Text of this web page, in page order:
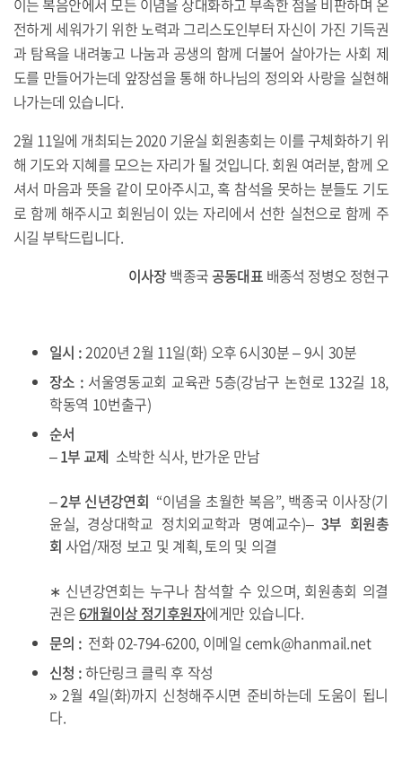
이는 복음안에서 모든 이념을 상대화하고 부족한 점을 비판하며 온
전하게 세워가기 위한 노력과 그리스도인부터 자신이 가진 기득권
과 탐욕을 내려놓고 나눔과 공생의 함께 더불어 살아가는 사회 제
도를 만들어가는데 앞장섬을 통해 하나님의 정의와 사랑을 실현해
나가는데 있습니다.
2월 11일에 개최되는 2020 기윤실 회원총회는 이를 구체화하기 위
해 기도와 지혜를 모으는 자리가 될 것입니다. 회원 여러분, 함께 오
셔서 마음과 뜻을 같이 모아주시고, 혹 참석을 못하는 분들도 기도
로 함께 해주시고 회원님이 있는 자리에서 선한 실천으로 함께 주
시길 부탁드립니다.
이사장 백종국공동대표 배종석 정병오 정현구
일시 :2020년 2월 11일(화) 오후 6시30분 – 9시 30분
장소 :서울영동교회 교육관 5층(강남구 논현로 132길 18,
학동역 10번출구)
순서
– 1부교제 소박한 식사, 반가운 만남
– 2부 신년강연회 “이념을 초월한 복음”, 백종국 이사장(기
윤실, 경상대학교 정치외교학과 명예교수)– 3부 회원총
회 사업/재정 보고 및 계획, 토의 및 의결
∗ 신년강연회는 누구나 참석할 수 있으며, 회원총회 의결
권은6개월이상 정기후원자에게만 있습니다.
문의 : 전화 02-794-6200, 이메일 cemk@hanmail.net
신청 :하단링크 클릭 후 작성
» 2월 4일(화)까지 신청해주시면 준비하는데 도움이 됩니
다.